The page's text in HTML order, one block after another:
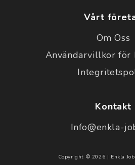
Vårt
Om Oss
Användarvillkor för
Kontakt
Info@enkla-
Copyright © 2026 | Enkla